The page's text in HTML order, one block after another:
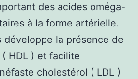
des acides oméga-
à la forme artérielle.
développe la présence de
HDL ) et facilite
cholestérol ( LDL )